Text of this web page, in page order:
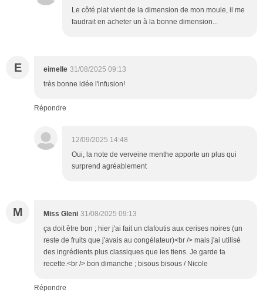
Le côté plat vient de la dimension de mon moule, il me
faudrait en acheter un à la bonne dimension...
E eimelle 31/08/2025 09:13
très bonne idée l'infusion!
Répondre
12/09/2025 14:48
Oui, la note de verveine menthe apporte un plus qui
surprend agréablement
M Miss Gleni 31/08/2025 09:13
ça doit être bon ; hier j'ai fait un clafoutis aux cerises noires (un
reste de fruits que j'avais au congélateur)<br /> mais j'ai utilisé
des ingrédients plus classiques que les tiens. Je garde ta
recette.<br /> bon dimanche ; bisous bisous / Nicole
Répondre